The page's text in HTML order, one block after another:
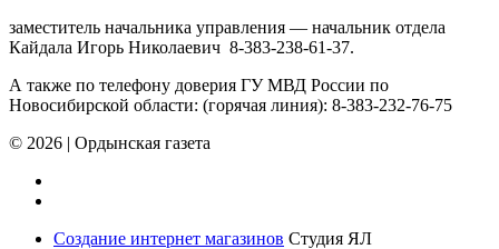
заместитель начальника управления — начальник отдела
Кайдала Игорь Николаевич 8-383-238-61-37.
А также по телефону доверия ГУ МВД России по
Новосибирской области: (горячая линия): 8-383-232-76-75
© 2026 | Ордынская газета
Создание интернет магазинов Студия ЯЛ